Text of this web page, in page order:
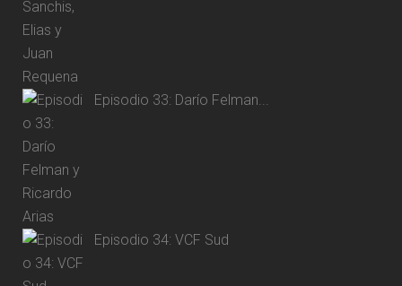
Episodio 33: Darío Felman...
Episodio 34: VCF Sud